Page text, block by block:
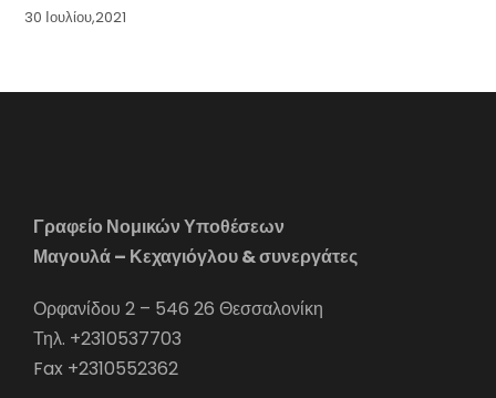
30 Ιουλίου,2021
Γραφείο Νομικών Υποθέσεων
Μαγουλά – Κεχαγιόγλου & συνεργάτες
Ορφανίδου 2 – 546 26 Θεσσαλονίκη
Τηλ. +2310537703
Fax +2310552362